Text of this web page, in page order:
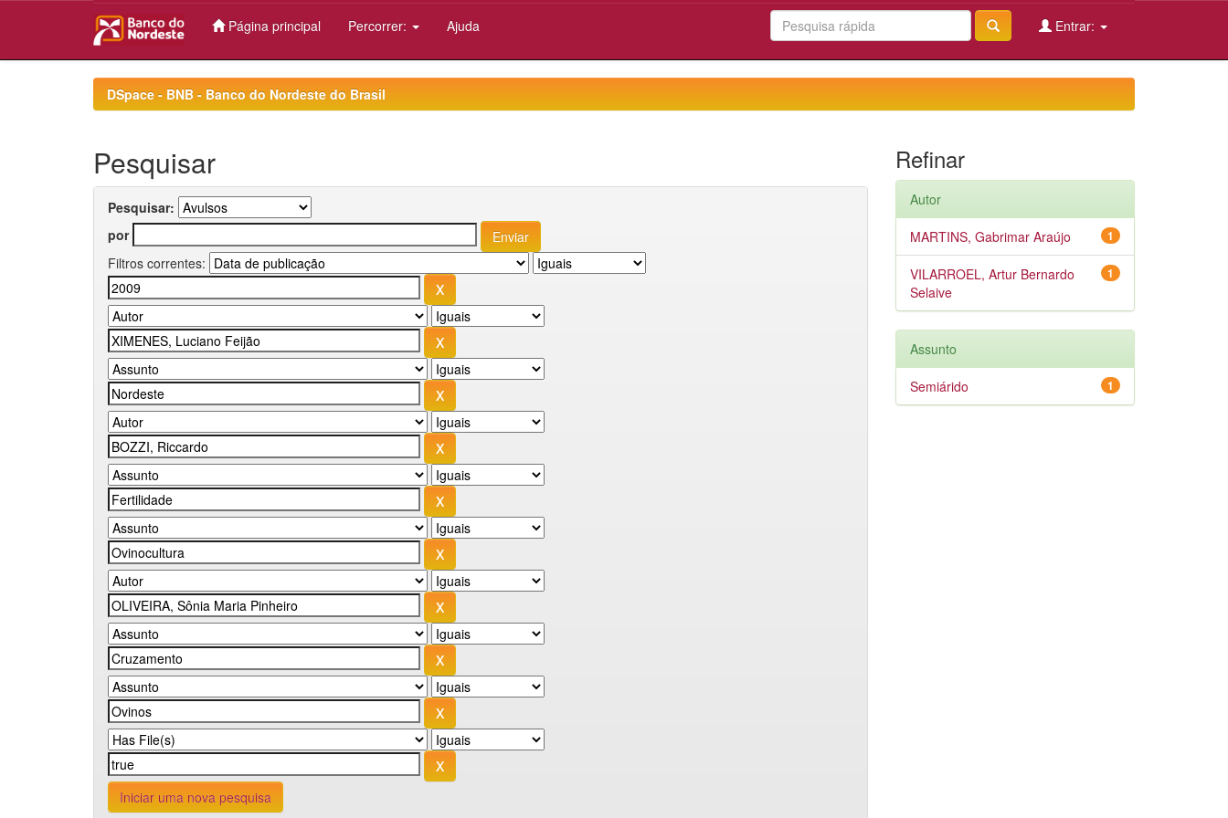
Página principal Percorrer: Ajuda Entrar:
DSpace - BNB - Banco do Nordeste do Brasil
Pesquisar
Pesquisar:
por
Filtros correntes:
Iniciar uma nova pesquisa
Refinar
Autor
1
MARTINS, Gabrimar Araújo
1
VILARROEL, Artur Bernardo
Selaive
Assunto
1
Semiárido